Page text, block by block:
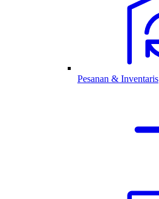
Pesanan & Inventaris